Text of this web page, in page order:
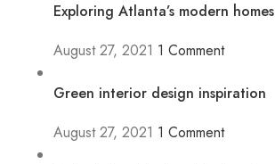
Exploring Atlanta’s modern homes
August 27, 2021 1 Comment
Green interior design inspiration
August 27, 2021 1 Comment